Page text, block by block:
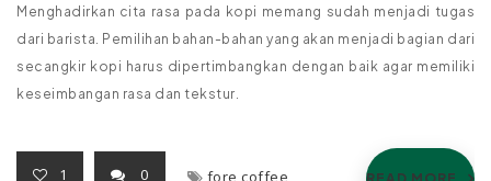
Menghadirkan cita rasa pada kopi memang sudah menjadi tugas
dari barista. Pemilihan bahan-bahan yang akan menjadi bagian dari
secangkir kopi harus dipertimbangkan dengan baik agar memiliki
keseimbangan rasa dan tekstur.
1 0 fore coffee